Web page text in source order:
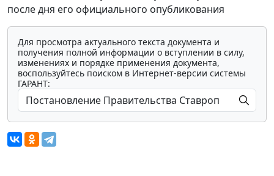
после дня его официального опубликования
Для просмотра актуального текста документа и
получения полной информации о вступлении в силу,
изменениях и порядке применения документа,
воспользуйтесь поиском в Интернет-версии системы
ГАРАНТ: